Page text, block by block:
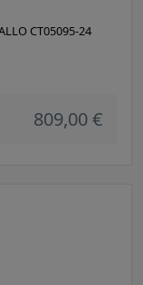
CT05095-24
809,00 €